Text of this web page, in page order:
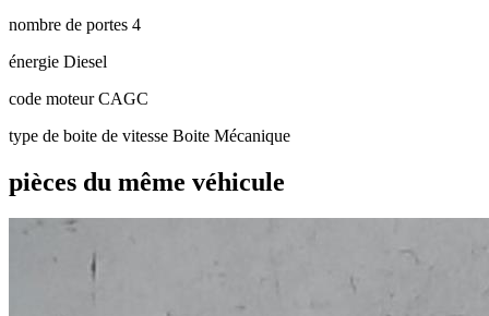
nombre de portes 4
énergie Diesel
code moteurCAGC
type de boite de vitesse Boite Mécanique
pièces du même véhicule